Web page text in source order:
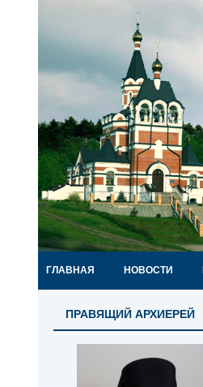
ГЛАВНАЯ НОВОСТИ
ПРАВЯЩИЙ АРХИЕРЕЙ